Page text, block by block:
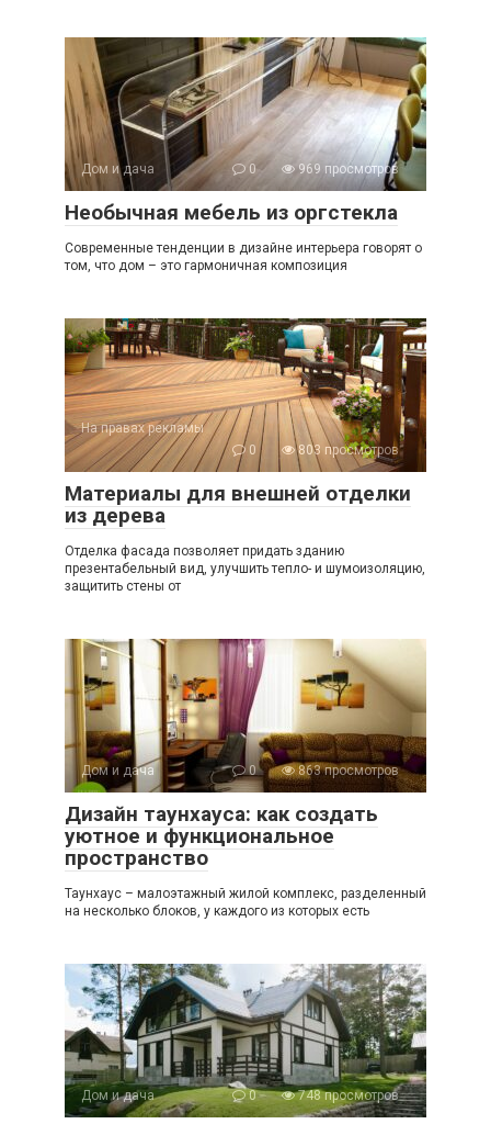
Дом и дача 0 969 просмотров
Необычная мебель из оргстекла
Современные тенденции в дизайне интерьера говорят о
том, что дом – это гармоничная композиция
На правах рекламы
0
803 просмотров
Материалы для внешней отделки
из дерева
Отделка фасада позволяет придать зданию
презентабельный вид, улучшить тепло- и шумоизоляцию,
защитить стены от
Дом и дача 0 863 просмотров
Дизайн таунхауса: как создать
уютное и функциональное
пространство
Таунхаус – малоэтажный жилой комплекс, разделенный
на несколько блоков, у каждого из которых есть
Дом и дача 0 748 просмотров